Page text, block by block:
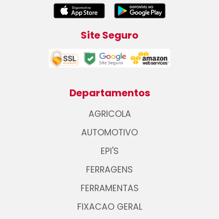
Site Seguro
Departamentos
AGRICOLA
AUTOMOTIVO
EPI'S
FERRAGENS
FERRAMENTAS
FIXACAO GERAL